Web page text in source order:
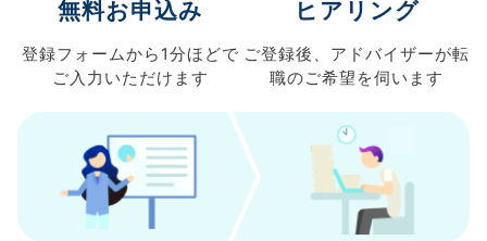
無料お申込み
登録フォームから 1分ほどで
ご入力 いただけます
ヒアリング
ご登録後、 アドバイザーが転
職のご希望を伺います